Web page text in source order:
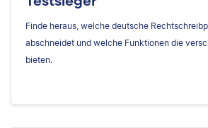
Finde heraus, welche deutsche
abschneidet und welche Funktionen die
bieten.